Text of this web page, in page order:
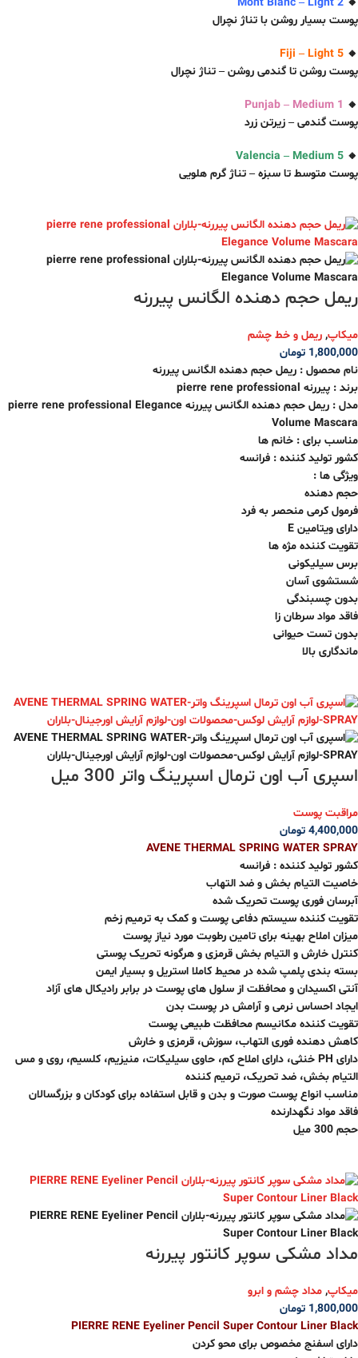
پوست بسیار روشن با تناژ نچرال
🔸
Fiji – Light 5
پوست روشن تا گندمی روشن – تناژ نچرال
🔸
Punjab – Medium 1
پوست گندمی – زیرتن زرد
🔸
Valencia – Medium 5
پوست متوسط تا سبزه – تناژ گر‌م هلویی
ریمل حجم دهنده الگانس پیررنه
میکاپ, ریمل و خط چشم
1,800,000 تومان
نام محصول : ریمل حجم دهنده الگانس پیررنه
برند : پیررنه pierre rene professional
مدل : ریمل حجم دهنده الگانس پیررنه pierre rene professional Elegance
Volume Mascara
مناسب برای : خانم ها
کشور تولید کننده : فرانسه
ویژگی ها :
حجم دهنده
فرمول کرمی منحصر به فرد
دارای ویتامین E
تقویت کننده مژه ها
برس سیلیکونی
شستشوی آسان
بدون چسبندگی
فاقد مواد سرطان زا
بدون تست حیوانی
ماندگاری بالا
اسپری آب اون ترمال اسپرینگ واتر 300 میل
مراقبت پوست
4,400,000 تومان
AVENE THERMAL SPRING WATER SPRAY
کشور تولید کننده : فرانسه
خاصیت التیام بخش و ضد التهاب
آبرسان فوری پوست تحریک شده
تقویت کننده سیستم دفاعی پوست و کمک به ترمیم زخم
میزان املاح بهینه برای تامین رطوبت مورد نیاز پوست
کنترل خارش و التیام بخش قرمزی و هرگونه تحریک پوستی
بسته بندی پلمپ شده در محیط کاملا استریل و بسیار ایمن
آنتی اکسیدان و محافظت از سلول های پوست در برابر رادیکال های آزاد
ایجاد احساس نرمی و آرامش در پوست بدن
تقویت کننده مکانیسم محافظت طبیعی پوست
کاهش دهنده فوری التهاب، سوزش، قرمزی و خارش
دارای PH خنثی، دارای املاح کم، حاوی سیلیکات، منیزیم، کلسیم، روی و مس
التیام بخش، ضد تحریک، ترمیم کننده
مناسب انواع پوست صورت و بدن و قابل استفاده برای کودکان و بزرگسالان
فاقد مواد نگهدارنده
حجم 300 میل
مداد مشکی سوپر کانتور پیررنه
میکاپ, مداد چشم و ابرو
1,800,000 تومان
PIERRE RENE Eyeliner Pencil Super Contour Liner Black
دارای اسفنج مخصوص برای محو کردن